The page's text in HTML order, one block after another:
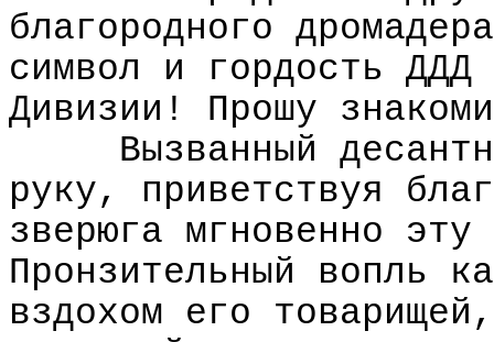
благородного
символ и гордость ДДД
Дивизии! Прошу
Вызванный
руку, приветствуя
зверюга мгновенно
Пронзительный вопль
вздохом его